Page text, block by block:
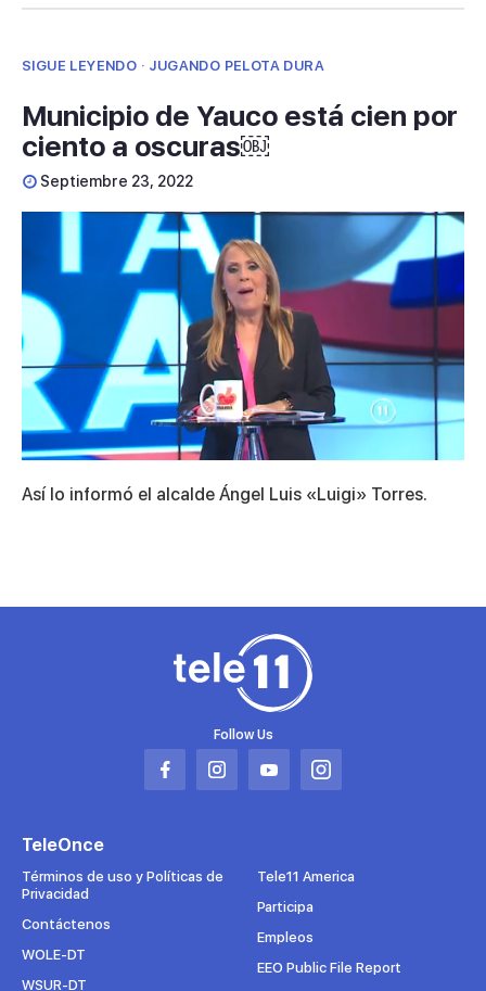
SIGUE LEYENDO · JUGANDO PELOTA DURA
Municipio de Yauco está cien por
ciento a oscuras￼
Septiembre 23, 2022
seconds
of
Así lo informó el alcalde Ángel Luis «Luigi» Torres.
Follow Us
Abrir
pestaña
Abrir
pestaña
Abrir
pestaña
Abrir
pestaña
TeleOnce
Términos de uso y Políticas de
Privacidad
Contáctenos
WOLE-DT
WSUR-DT
Tele11 America
Participa
Empleos
EEO Public File Report